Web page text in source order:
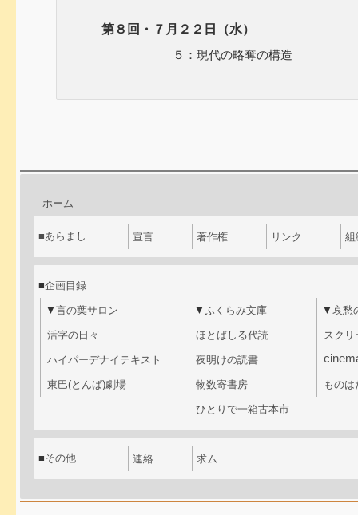
第８回・７月２２日（水）
５：現代の略奪の構造
ホーム
■あらまし 宣言 著作権 リンク 組
■企画目録
▼ 言の葉サロン
活字の日々
ハイパーデナイテキスト
東巴(とんぱ)劇場
▼ ふくらみ文庫
ほとばしる代読
夜明けの読書
物数寄書房
ひとりで一箱古本市
▼ 哀愁
スクリ
もの
■その他 連絡 求ム